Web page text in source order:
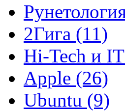
2Гига (11)
Hi-Tech и
Apple (26)
Ubuntu (9)